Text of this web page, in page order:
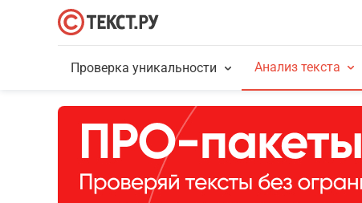
Проверка уникальности Анализ текста